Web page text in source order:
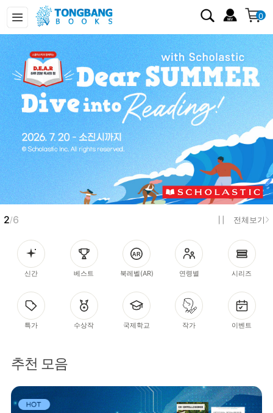
0
2/6 전체보기
신간 베스트 북레벨(AR) 연령별 시리즈
특가 수상작 국제학교 작가 이벤트
추천 모음